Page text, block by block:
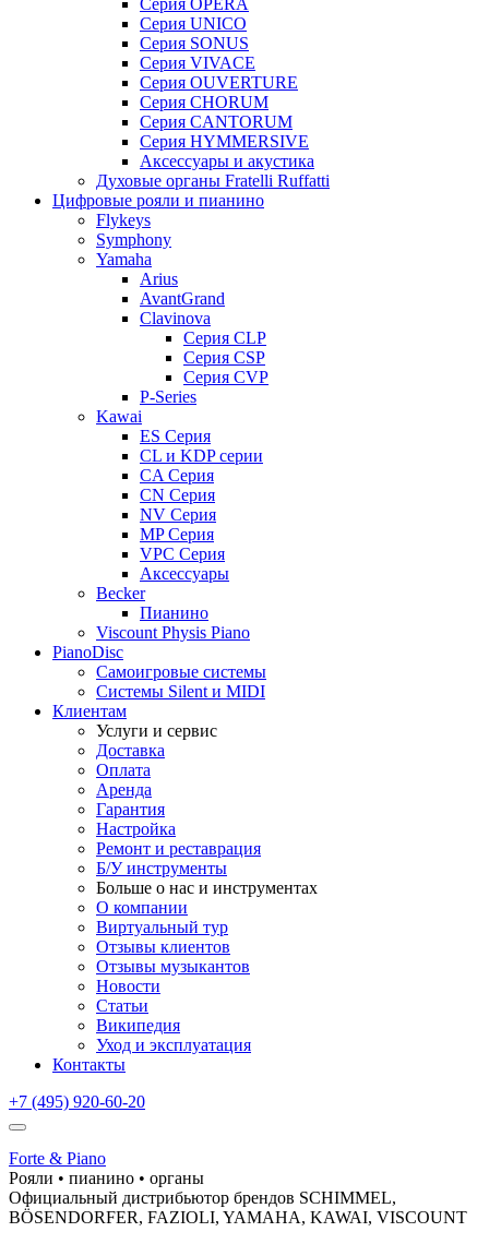
Серия OPERA
Серия UNICO
Серия SONUS
Серия VIVACE
Серия OUVERTURE
Серия CHORUM
Серия CANTORUM
Серия HYMMERSIVE
Аксессуары и акустика
Духовые органы Fratelli Ruffatti
Цифровые рояли и пианино
Flykeys
Symphony
Yamaha
Arius
AvantGrand
Clavinova
Серия CLP
Серия CSP
Серия CVP
P-Series
Kawai
ES Серия
CL и KDP серии
CA Серия
CN Серия
NV Серия
MP Серия
VPC Серия
Аксессуары
Becker
Пианино
Viscount Physis Piano
PianoDisc
Самоигровые системы
Системы Silent и MIDI
Клиентам
Услуги и сервис
Доставка
Оплата
Аренда
Гарантия
Настройка
Ремонт и реставрация
Б/У инструменты
Больше о нас и инструментах
О компании
Виртуальный тур
Отзывы клиентов
Отзывы музыкантов
Новости
Статьи
Википедия
Уход и эксплуатация
Контакты
+7 (495) 920-60-20
Forte & Piano
Рояли • пианино • органы
Официальный дистрибьютор брендов SCHIMMEL,
BÖSENDORFER, FAZIOLI, YAMAHA, KAWAI, VISCOUNT